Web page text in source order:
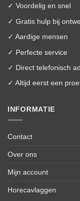
kan
worden
op
✓ Voordelig en snel
✓ Gratis hulp bij
✓ Aardige mensen
✓ Perfecte service
✓ Direct telefonisch
✓ Altijd eerst een
INFORMATIE
Contact
Over ons
Mijn account
Horecavlaggen